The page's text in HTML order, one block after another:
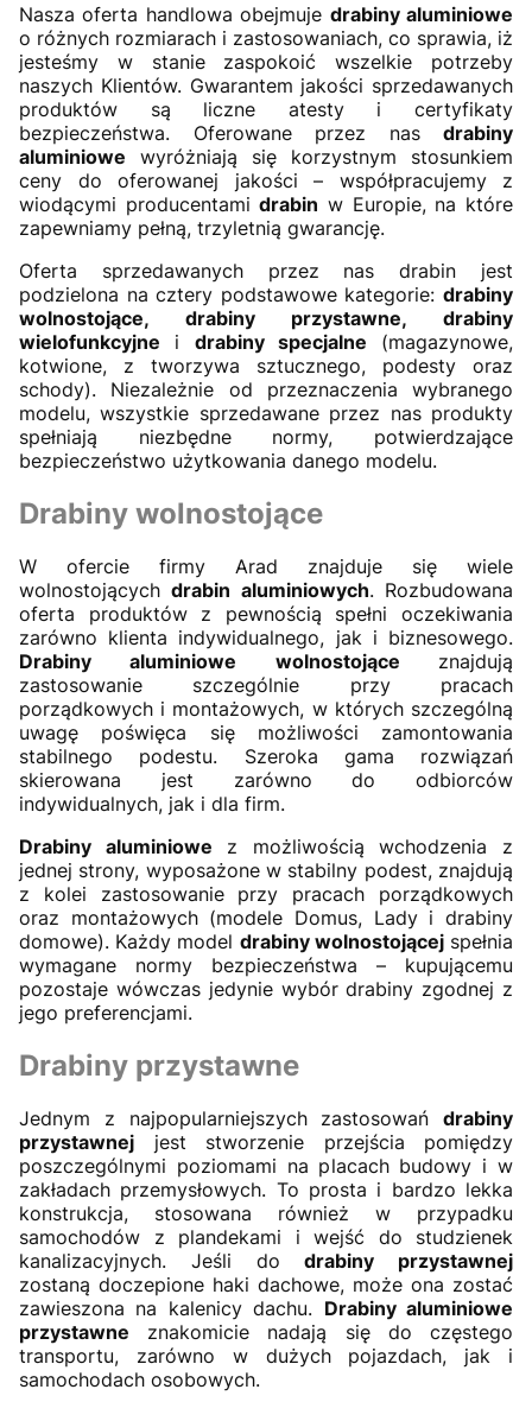
Nasza oferta handlowa obejmuje drabiny aluminiowe
o różnych rozmiarach i zastosowaniach, co sprawia, iż
jesteśmy w stanie zaspokoić wszelkie potrzeby
naszych Klientów. Gwarantem jakości sprzedawanych
produktów są liczne atesty i certyfikaty
bezpieczeństwa. Oferowane przez nas drabiny
aluminiowe wyróżniają się korzystnym stosunkiem
ceny do oferowanej jakości – współpracujemy z
wiodącymi producentamidrabin w Europie, na które
zapewniamy pełną, trzyletnią gwarancję.
Oferta sprzedawanych przez nas drabin jest
podzielona na cztery podstawowe kategorie: drabiny
wolnostojące, drabiny przystawne, drabiny
wielofunkcyjne i drabiny specjalne (magazynowe,
kotwione, z tworzywa sztucznego, podesty oraz
schody). Niezależnie od przeznaczenia wybranego
modelu, wszystkie sprzedawane przez nas produkty
spełniają niezbędne normy, potwierdzające
bezpieczeństwo użytkowania danego modelu.
Drabiny wolnostojące
W ofercie firmy Arad znajduje się wiele
wolnostojącychdrabin aluminiowych. Rozbudowana
oferta produktów z pewnością spełni oczekiwania
zarówno klienta indywidualnego, jak i biznesowego.
Drabiny aluminiowe wolnostojące znajdują
zastosowanie szczególnie przy pracach
porządkowych i montażowych, w których szczególną
uwagę poświęca się możliwości zamontowania
stabilnego podestu. Szeroka gama rozwiązań
skierowana jest zarówno do odbiorców
indywidualnych, jak i dla firm.
Drabiny aluminiowe z możliwością wchodzenia z
jednej strony, wyposażone w stabilny podest, znajdują
z kolei zastosowanie przy pracach porządkowych
oraz montażowych (modele Domus, Lady i drabiny
domowe). Każdy model drabiny wolnostojącejspełnia
wymagane normy bezpieczeństwa – kupującemu
pozostaje wówczas jedynie wybór drabiny zgodnej z
jego preferencjami.
Drabiny przystawne
Jednym z najpopularniejszych zastosowań drabiny
przystawnej jest stworzenie przejścia pomiędzy
poszczególnymi poziomami na placach budowy i w
zakładach przemysłowych. To prosta i bardzo lekka
konstrukcja, stosowana również w przypadku
samochodów z plandekami i wejść do studzienek
kanalizacyjnych. Jeśli dodrabiny przystawnej
zostaną doczepione haki dachowe, może ona zostać
zawieszona na kalenicy dachu. Drabiny aluminiowe
przystawne znakomicie nadają się do częstego
transportu, zarówno w dużych pojazdach, jak i
samochodach osobowych.